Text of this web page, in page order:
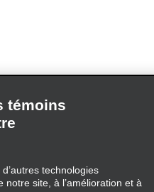
témoins
technologies
notre site, à l’amélioration et à